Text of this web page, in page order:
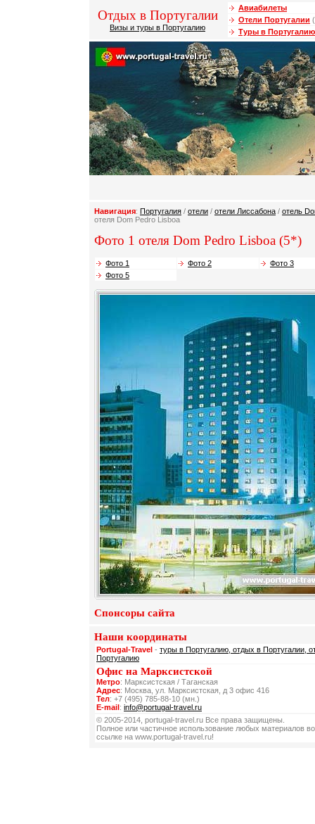
Отдых в Португалии
Визы и туры в Португалию
Авиабилеты
Отели Португалии
Туры в Португалию
Навигация: Португалия / отели / отели Лиссабона / отель
отеля Dom Pedro Lisboa
Фото 1 отеля Dom Pedro Lisboa (5*)
Фото 1 Фото 2
Фото 3
Фото 5
Спонсоры сайта
Наши координаты
Portugal-Travel - туры в Португалию, отдых в Португалии,
Португалию
Офис на Марксистской
Метро: Марксистская / Таганская
Адрес: Москва, ул. Марксистская, д 3 офис 416
Тел: +7 (495) 785-88-10 (мн.)
E-mail: info@portugal-travel.ru
© 2005-2014, portugal-travel.ru Все права защищены.
Полное или частичное использование любых материалов
ссылке на www.portugal-travel.ru!